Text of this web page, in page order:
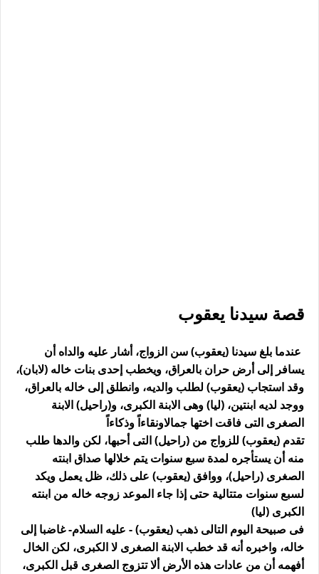
قصة سيدنا يعقوب
عندما بلغ سيدنا (يعقوب) سن الزواج، أشار عليه والداه أن
يسافر إلى أرض حران بالعراق، ويخطب إحدى بنات خاله (لابان)،
وقد استجاب (يعقوب) لطلب والديه، وانطلق إلى خاله بالعراق،
ووجد لديه ابنتين، (ليا) وهى الابنة الكبرى، و(راحيل) الابنة
الصغرى التى فاقت اختها جمالاونقاءاً وذكاءاً
تقدم (يعقوب) للزواج من (راحيل) التى أحبها، لكن والدها طلب
منه أن يستأجره لمدة سبع سنوات يتم خلالها صداق ابنته
الصغرى (راحيل)، ووافق (يعقوب) على ذلك، ظل يعمل ويكد
لسبع سنوات متتالية حتى إذا جاء الموعد زوجه خاله من ابنته
الكبرى (ليا)
فى صبيحة اليوم التالى ذهب (يعقوب) - عليه السلام- غاضبا إلى
خاله، واخبره أنه قد خطب الابنة الصغرى لا الكبرى، لكن الخال
أفهمه أن من عادات هذه الأرض ألا تتزوج الصغرى قبل الكبرى،